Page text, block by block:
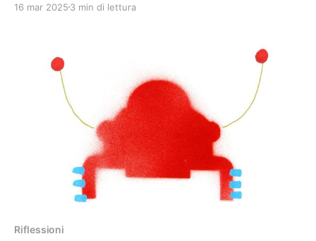
16 mar 2025 3 min di lettura
Riflessioni